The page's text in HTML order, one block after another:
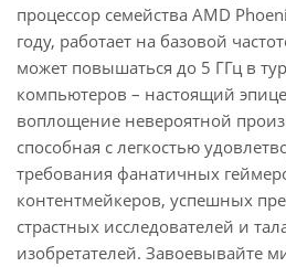
процессор семейства AMD
году, работает на базовой
может повышаться до 5 ГГц в
компьютеров – настоящий
воплощение невероятной
способная с легкостью
требования фанатичных
контентмейкеров, успешных
страстных исследователей и
изобретателей. Завоевывайте